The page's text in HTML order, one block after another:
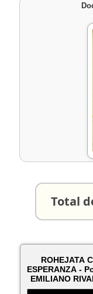
Total
ROHEJATA
ESPERANZA -
EMILIANO
FERNÁNDEZ